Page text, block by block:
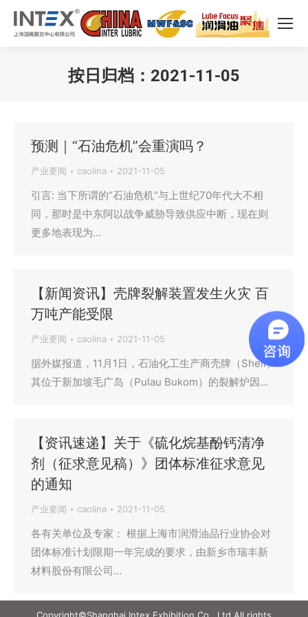
按日归档： 2021-11-05
预测｜“石油危机”会重演吗？
产业要闻 caolina 2021-11-05
引言: 当下所谓的“石油危机”与上世纪70年代大不相
同，那时是中东阿以战争威胁导致供应中断，现在则
更多地表现为…
【新闻资讯】壳牌裂解装置发生火灾 百
万吨产能受限
产业要闻 caolina 2021-11-05
据外媒报道，11月1日，石油化工生产商壳牌（Shell）
其位于新加坡毛广岛（Pulau Bukom）的裂解炉因…
【资讯速递】关于《硫化烷基酚钙清净
剂（征求意见稿）》团体标准征求意见
的通知
产业要闻 caolina 2021-11-05
各有关单位及专家： 根据上海市润滑油品行业协会对
团体标准计划限期一年完成的要求，由新乡市瑞丰新
材料股份有限公司…